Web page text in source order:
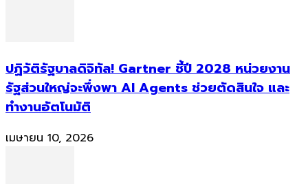
ปฏิวัติรัฐบาลดิจิทัล! Gartner ชี้ปี 2028 หน่วยงาน
รัฐส่วนใหญ่จะพึ่งพา AI Agents ช่วยตัดสินใจ และ
ทำงานอัตโนมัติ
เมษายน 10, 2026